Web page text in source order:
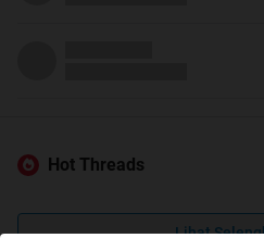
Hot Threads
Lihat